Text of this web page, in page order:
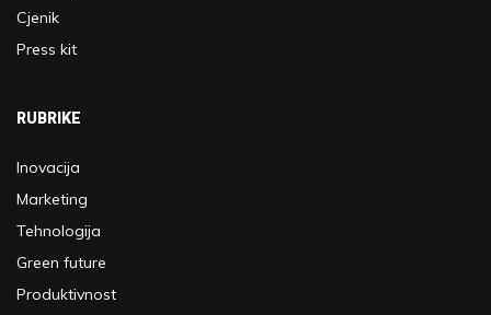
Cjenik
Press kit
RUBRIKE
Inovacija
Marketing
Tehnologija
Green future
Produktivnost